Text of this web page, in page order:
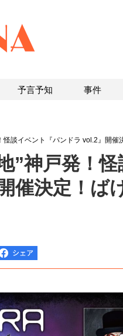
怪談イベント『パンドラ vol.2』開催
”神戸発！
催決定！ば
予言予知 事件